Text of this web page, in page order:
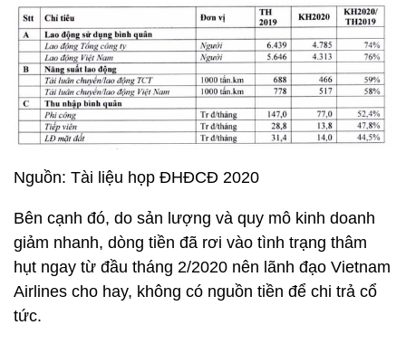
Nguồn: Tài liệu họp ĐHĐCĐ 2020
Bên cạnh đó, do sản lượng và quy mô kinh doanh
giảm nhanh, dòng tiền đã rơi vào tình trạng thâm
hụt ngay từ đầu tháng 2/2020 nên lãnh đạo Vietnam
Airlines cho hay, không có nguồn tiền để chi trả cổ
tức.